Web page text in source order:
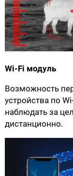
Wi-Fi модуль
Возможность
устройства по
наблюдать за
дистанционно.